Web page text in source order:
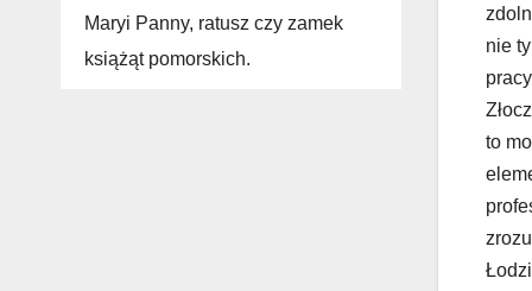
Maryi Panny, ratusz czy zamek
książąt pomorskich.
nie
to